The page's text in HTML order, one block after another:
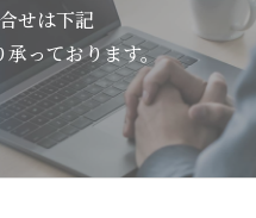
せは下記
承っております。